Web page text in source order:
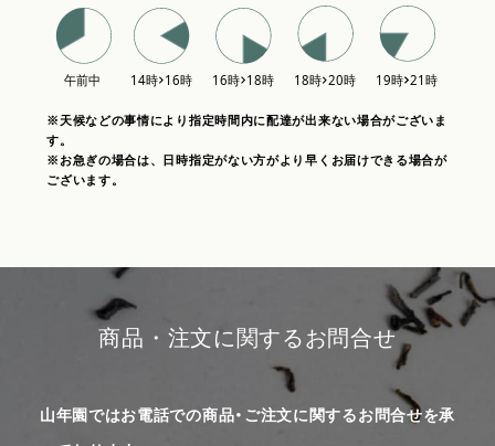
※天候などの事情により指定時間内に配達が出来ない場合がございま
す。
※お急ぎの場合は、日時指定がない方がより早くお届けできる場合が
ございます。
商品・注文に関するお問合せ
山年園ではお電話での商品・ご注文に関するお問合せを承